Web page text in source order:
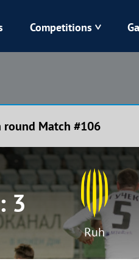
Kolos
Chornomorets
Competitions
round Match #106
3
Ruh